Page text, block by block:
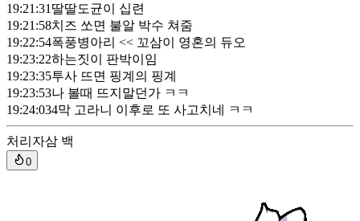
19:21:31 딸딸도균이 십련
19:21:58치즈 쏘면 불알 박수 쳐줌
19:22:54폭풍병아리 << 꼬삼이 영혼의 듀오
19:23:22하는짓이 판박이임
19:23:35투사 뜨면 핑계의 핑계
19:23:53나 볼때 뜨지말던가 ㅋㅋ
19:24:034막 고라니 이후로 또 사고치네 ㅋㅋ
처리자삼 백
0